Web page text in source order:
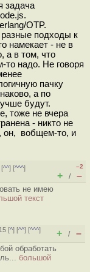
задача
OTP.
подходы к
намекает - не в
а в том, что
то надо. Не говоря
пачку
а по
будут.
тоже не вчера
- никто не
он, вобщем-то, и
[^^] [^^^]
–2
+ / –
не имею
текст
[^] [^^] [^^^]
+ / –
обработать
большой